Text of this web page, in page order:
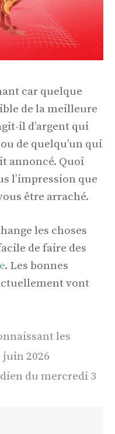
car quelque
de la meilleure
il d’argent qui
de quelqu’un qui
annoncé. Quoi
l’impression que
être arraché.
les choses
de faire des
. Les bonnes
vont
les
2026
du mercredi 3